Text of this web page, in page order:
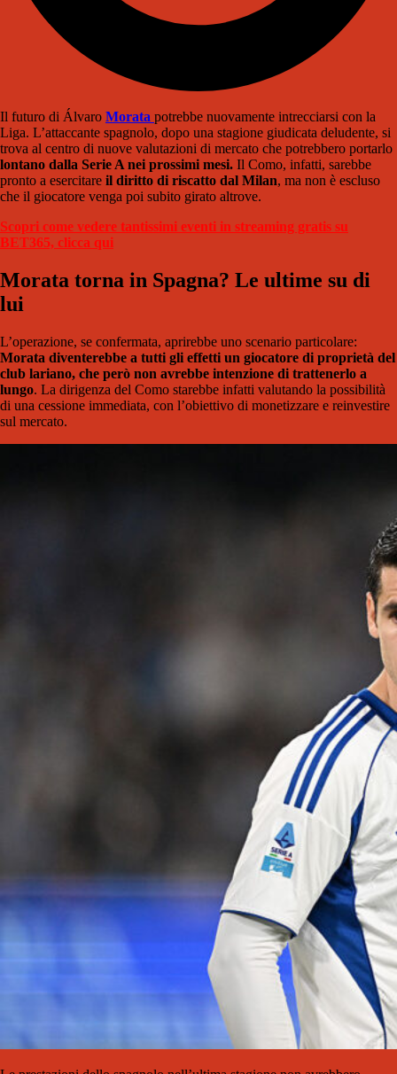
Il futuro di Álvaro Morata potrebbe nuovamente intrecciarsi con la
Liga. L’attaccante spagnolo, dopo una stagione giudicata deludente, si
trova al centro di nuove valutazioni di mercato che potrebbero portarlo
lontano dalla Serie A nei prossimi mesi. Il Como, infatti, sarebbe
pronto a esercitare il diritto di riscatto dal Milan, ma non è escluso
che il giocatore venga poi subito girato altrove.
Scopri come vedere tantissimi eventi in streaming gratis su
BET365, clicca qui
Morata torna in Spagna? Le ultime su di
lui
L’operazione, se confermata, aprirebbe uno scenario particolare:
Morata diventerebbe a tutti gli effetti un giocatore di proprietà del
club lariano, che però non avrebbe intenzione di trattenerlo a
lungo. La dirigenza del Como starebbe infatti valutando la possibilità
di una cessione immediata, con l’obiettivo di monetizzare e reinvestire
sul mercato.